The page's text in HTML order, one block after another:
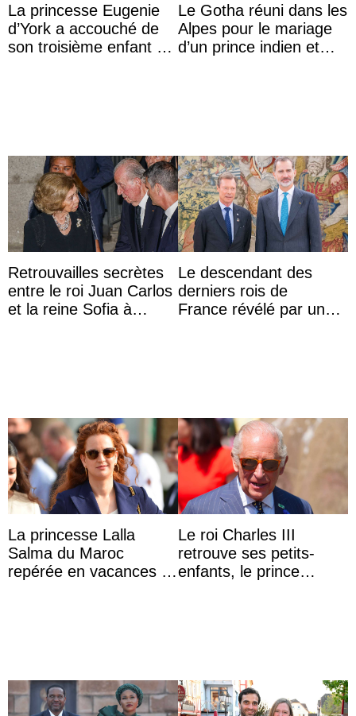
La princesse Eugenie
d’York a accouché de
son troisième enfant et
Le Gotha réuni dans les
Alpes pour le mariage
d’un prince indien et
Retrouvailles secrètes
entre le roi Juan Carlos
et la reine Sofia à
Le descendant des
derniers rois de
France révélé par un
La princesse Lalla
Salma du Maroc
repérée en vacances à
Le roi Charles III
retrouve ses petits-
enfants, le prince